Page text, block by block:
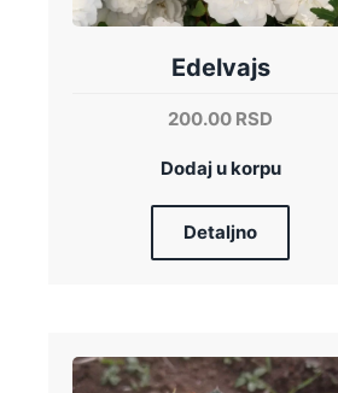
Edelvajs
200.00 RSD
Dodaj u korpu
Detaljno